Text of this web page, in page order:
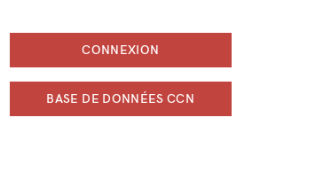
CONNEXION
BASE DE DONNÉES CCN